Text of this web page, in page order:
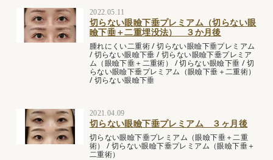
2022.05.11
切らない眼瞼下垂プレミアム（切らない眼
瞼下垂＋二重埋没法） ３か月後
腫れにくい二重術/切らない眼瞼下垂プレミアム
/切らない眼瞼下垂 /切らない眼瞼下垂プレミア
ム（眼瞼下垂＋二重術）
/切らない眼瞼下垂 /切
らない眼瞼下垂プレミアム（眼瞼下垂＋二重術）
/切らない眼瞼下垂
2021.04.09
切らない眼瞼下垂プレミアム ３ヶ月後
切らない眼瞼下垂プレミアム（眼瞼下垂＋二重
術）
/切らない眼瞼下垂プレミアム（眼瞼下垂＋
二重術）